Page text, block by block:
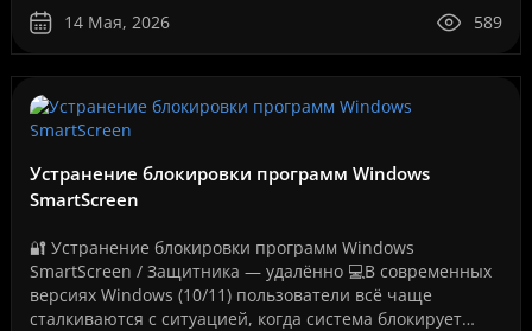
архитекторов, дизайнеров,..
14 Мая, 2026 589
Устранение блокировки программ Windows
SmartScreen
🔐 Устранение блокировки программ Windows
SmartScreen / Защитника — удалённо 💻В современных
версиях Windows (10/11) пользователи всё чаще
сталкиваются с ситуацией, когда система блокирует